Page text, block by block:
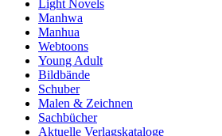
Light Novels
Manhwa
Manhua
Webtoons
Young Adult
Bildbände
Schuber
Malen & Zeichnen
Sachbücher
Aktuelle Verlagskataloge